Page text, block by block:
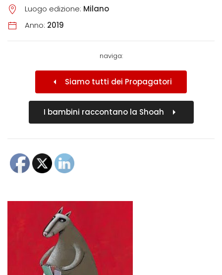
Luogo edizione: Milano
Anno: 2019
naviga:
Siamo tutti dei Propagatori
I bambini raccontano la Shoah